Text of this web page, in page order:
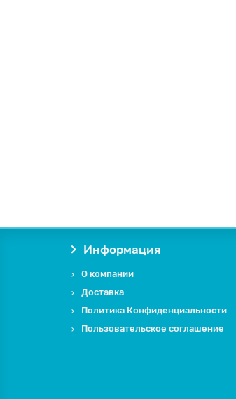
Информация
О компании
Доставка
Политика Конфиденциальности
Пользовательское соглашение